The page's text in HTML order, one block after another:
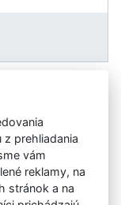
F. D.
prehliadania
vám
reklamy, na
stránok a na